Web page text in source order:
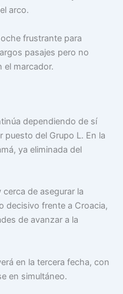
arco.
frustrante para
pasajes pero no
el marcador.
dependiendo de sí
puesto del Grupo L. En la
ya eliminada del
de asegurar la
decisivo frente a Croacia,
de avanzar a la
en la tercera fecha, con
en simultáneo.